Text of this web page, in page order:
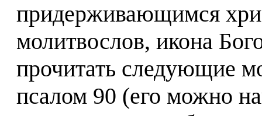
придерживающимся
молитвослов, икона
прочитать следующие
псалом 90 (его можно